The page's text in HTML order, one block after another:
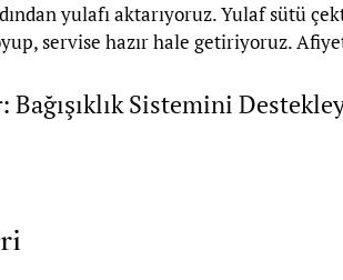
yulafı aktarıyoruz. Yulaf sütü
servise hazır hale getiriyoruz.
Sistemini